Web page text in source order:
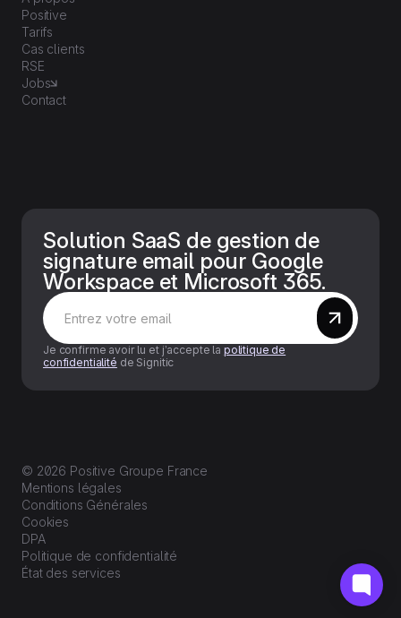
Positive
Tarifs
Cas clients
RSE
Jobs
Contact
Solution SaaS de gestion de
signature email pour Google
Workspace et Microsoft 365.
Je confirme avoir lu et j’accepte la politique de
confidentialité de Signitic
© 2026 Positive Groupe France
Mentions légales
Conditions Générales
Cookies
DPA
Politique de confidentialité
État des services